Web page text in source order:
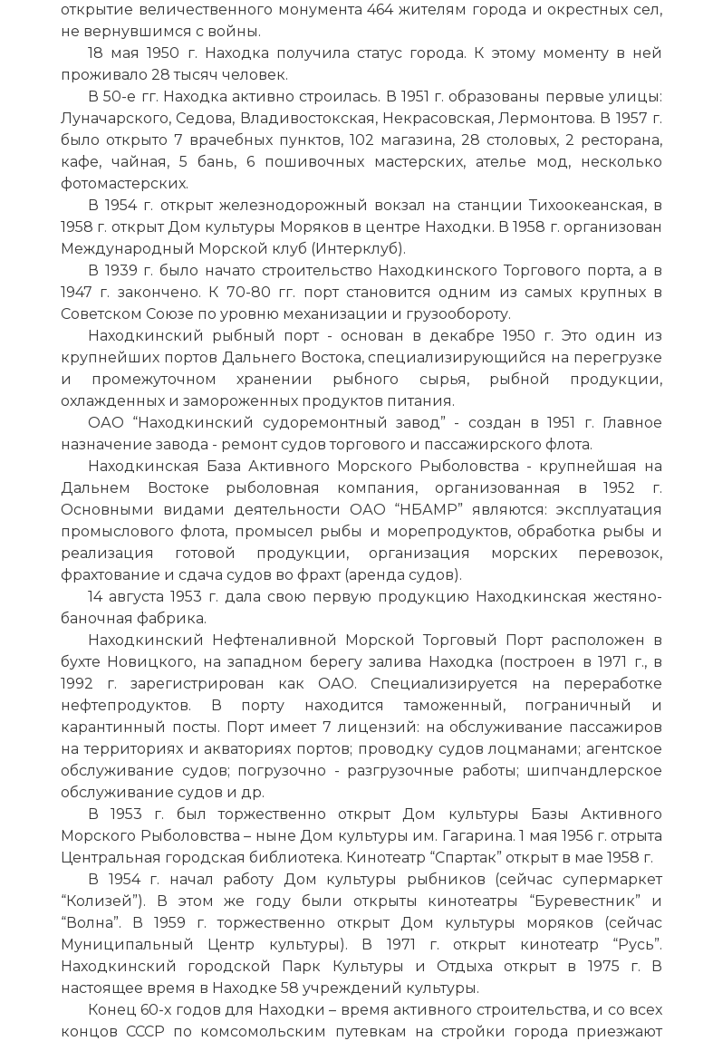
открытие величественного монумента 464 жителям города и окрестных сел,
не вернувшимся с войны.
18 мая 1950 г. Находка получила статус города. К этому моменту в ней
проживало 28 тысяч человек.
В 50-е гг. Находка активно строилась. В 1951 г. образованы первые улицы:
Луначарского, Седова, Владивостокская, Некрасовская, Лермонтова. В 1957 г.
было открыто 7 врачебных пунктов, 102 магазина, 28 столовых, 2 ресторана,
кафе, чайная, 5 бань, 6 пошивочных мастерских, ателье мод, несколько
фотомастерских.
В 1954 г. открыт железнодорожный вокзал на станции Тихоокеанская, в
1958 г. открыт Дом культуры Моряков в центре Находки. В 1958 г. организован
Международный Морской клуб (Интерклуб).
В 1939 г. было начато строительство Находкинского Торгового порта, а в
1947 г. закончено. К 70-80 гг. портстановится одним из самых крупных в
Советском Союзе по уровню механизации и грузообороту.
Находкинский рыбный порт- основан в декабре 1950 г. Это один из
крупнейших портов Дальнего Востока, специализирующийся на перегрузке
и промежуточном хранении рыбного сырья, рыбной продукции,
охлажденных и замороженных продуктов питания.
ОАО “Находкинский судоремонтный завод” - создан в 1951 г. Главное
назначение завода - ремонт судов торгового и пассажирского флота.
Находкинская База Активного Морского Рыболовства - крупнейшая на
Дальнем Востоке рыболовная компания, организованная в 1952 г.
Основными видами деятельности ОАО “НБАМР” являются: эксплуатация
промыслового флота, промысел рыбы и морепродуктов, обработка рыбы и
реализация готовой продукции, организация морских перевозок,
фрахтование и сдача судов во фрахт (аренда судов).
14 августа 1953 г. дала свою первую продукцию Находкинская жестяно-
баночная фабрика.
Находкинский Нефтеналивной Морской Торговый Портрасположен в
бухте Новицкого, на западном берегу залива Находка (построен в 1971 г., в
1992 г. зарегистрирован как ОАО. Специализируется на переработке
нефтепродуктов. В порту находится таможенный, пограничный и
карантинный посты. Портимеет 7 лицензий: на обслуживание пассажиров
на территориях и акваториях портов; проводку судов лоцманами; агентское
обслуживание судов; погрузочно - разгрузочные работы; шипчандлерское
обслуживание судов и др.
В 1953 г. был торжественно открыт Дом культуры Базы Активного
Морского Рыболовства – ныне Дом культуры им. Гагарина. 1 мая 1956 г. отрыта
Центральная городская библиотека. Кинотеатр “Спартак” открыт в мае 1958 г.
В 1954 г. начал работу Дом культуры рыбников (сейчас супермаркет
“Колизей”). В этом же году были открыты кинотеатры “Буревестник” и
“Волна”. В 1959 г. торжественно открыт Дом культуры моряков (сейчас
Муниципальный Центр культуры). В 1971 г. открыт кинотеатр “Русь”.
Находкинский городской Парк Культуры и Отдыха открыт в 1975 г. В
настоящее время в Находке 58 учреждений культуры.
Конец 60-х годов для Находки – время активного строительства, и со всех
концов СССР по комсомольским путевкам на стройки города приезжают